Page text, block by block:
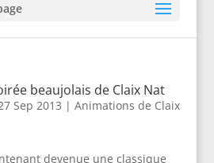
beaujolais de Claix Nat
Sep 2013 | Animations de Claix
devenue une classique